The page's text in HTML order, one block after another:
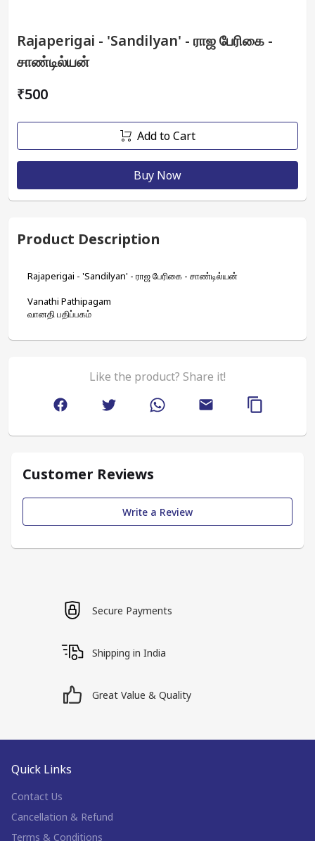
Rajaperigai - 'Sandilyan' - ராஜ பேரிகை -
சாண்டில்யன்
₹500
Add to Cart
Buy Now
Product Description
Rajaperigai - 'Sandilyan' - ராஜ பேரிகை - சாண்டில்யன்
Vanathi Pathipagam
வானதி பதிப்பகம்
Like the product? Share it!
Customer Reviews
Write a Review
Secure Payments
Shipping in India
Great Value & Quality
Quick Links
Contact Us
Cancellation & Refund
Terms & Conditions